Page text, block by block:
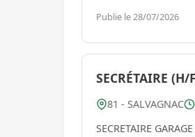
Publie le 28/07/2026
SECRÉTAIRE (H/
81 - SALVAGNAC
SECRETAIRE